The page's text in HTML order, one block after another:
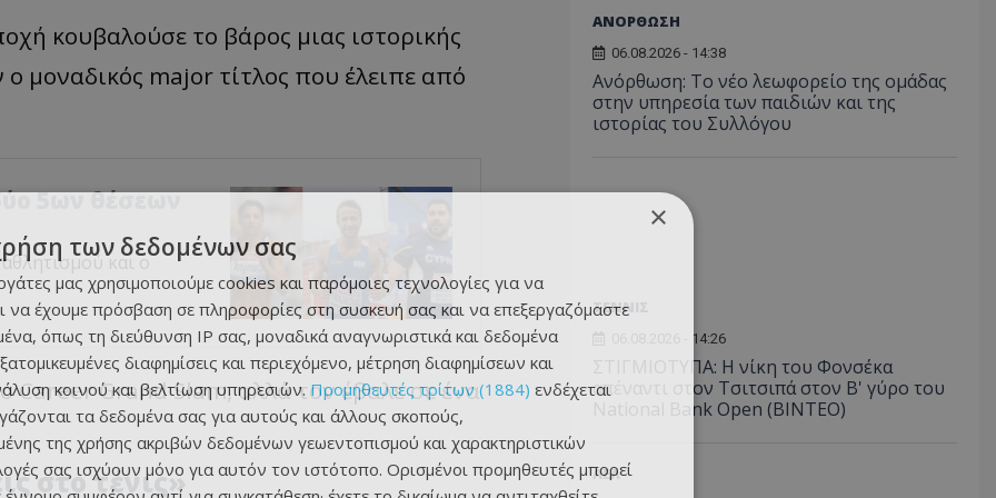
κουβαλούσε το βάρος μιας ιστορικής
μοναδικός major τίτλος που έλειπε από
5ων θέσεων
και ο
Career Grand Slam, αλλά τον έβαλε σε ένα
στο τένις»
ΑΝΟΡΘΩΣΗ
06.08.2026 - 14:38
Ανόρθωση: Το νέο λεωφορείο της ομάδας
στην υπηρεσία των παιδιών και της
ιστορίας του Συλλόγου
ΤΕΝΝΙΣ
06.08.2026 - 14:26
ΣΤΙΓΜΙΟΤΥΠΑ: Η νίκη του Φονσέκα
απέναντι στον Τσιτσιπά στον Β' γύρο του
National Bank Open (ΒΙΝΤΕΟ)
ΑΕΛ
×
των δεδομένων σας
μας χρησιμοποιούμε cookies και παρόμοιες τεχνολογίες για να
να έχουμε πρόσβαση σε πληροφορίες στη συσκευή σας και να επεξεργαζόμαστε
όπως τη διεύθυνση IP σας, μοναδικά αναγνωριστικά και δεδομένα
διαφημίσεις και περιεχόμενο, μέτρηση διαφημίσεων και
κοινού και βελτίωση υπηρεσιών.Προμηθευτές τρίτων (1884) ενδέχεται
τα δεδομένα σας για αυτούς και άλλους σκοπούς,
της χρήσης ακριβών δεδομένων γεωεντοπισμού και χαρακτηριστικών
σας ισχύουν μόνο για αυτόν τον ιστότοπο. Ορισμένοι προμηθευτές μπορεί